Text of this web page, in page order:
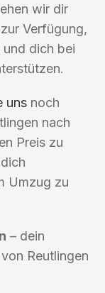
wir dir
Verfügung,
dich bei
uns noch
nach
Preis zu
Umzug zu
– dein
Reutlingen